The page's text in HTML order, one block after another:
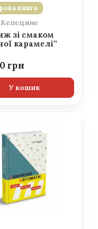
книга
Кепецине
зі смаком
карамелі”
У кошик